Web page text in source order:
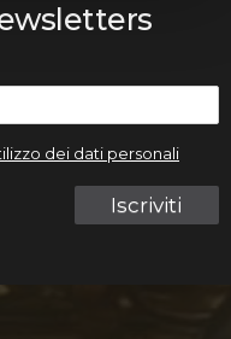
Iscriviti
dei dati personali